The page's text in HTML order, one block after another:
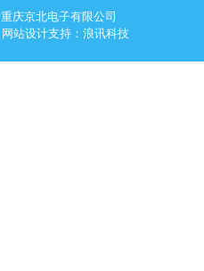
重庆京北电子有限公司
网站设计支持： 浪讯科技